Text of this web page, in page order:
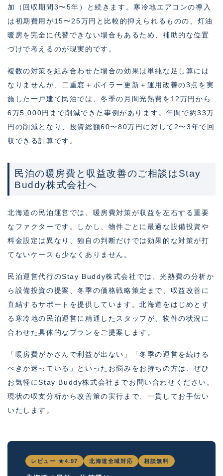
加（回収期間3〜5年）と続きます。寒冷地エアコンの導入
は初期費用が15〜25万円と比較的抑えられるものの、灯油
暖房を完全に代替できない場合もあるため、補助的な位置
づけで考えるのが現実的です。
複数の対策を組み合わせた場合の効果は単純な足し算には
なりませんが、二重窓＋ボイラー更新＋運用改善の3点を実
施した一戸建て民泊では、冬季の月間光熱費を12万円から
6万5,000円まで削減できた事例があります。年間で約33万
円の削減となり、投資総額60〜80万円に対して2〜3年で回
収できる計算です。
民泊の暖房費と収益改善のご相談はStay
Buddy株式会社へ
北海道の民泊運営では、暖房費対策が収益を左右する重要
なファクターです。しかし、物件ごとに最適な設備投資や
料金設定は異なり、独自の判断だけでは効果的な対策が打
てないケースも少なくありません。
民泊運営代行のStay Buddy株式会社では、光熱費の分析か
ら設備投資の提案、冬季の価格戦略策定まで、収益改善に
直結するサポートを提供しています。北海道をはじめとす
る寒冷地の民泊運営に精通したスタッフが、物件の状況に
合わせた具体的なプランをご提案します。
「暖房費がかさんで利益が出ない」「冬季の運営を続ける
べきか迷っている」といったお悩みをお持ちの方は、ぜひ
お気軽にStay Buddy株式会社までお問い合わせください。
現状の収支分析から改善策の実行まで、一貫してお手伝い
いたします。
レビュー ★4.97 北海道全域対応 相談無料